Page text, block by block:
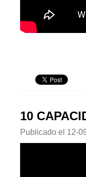
10
Publicado el 12-